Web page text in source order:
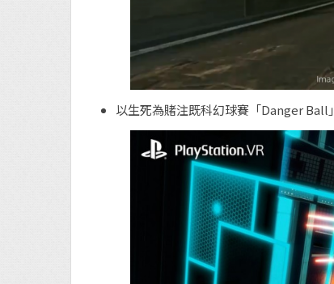
以生死為賭注既科幻球賽「Danger Ball」